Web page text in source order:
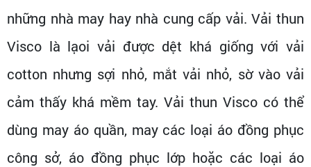
những nhà may hay nhà cung cấp vải. Vải thun
Visco là lạoi vải được dệt khá giống với vải
cotton nhưng sợi nhỏ, mắt vải nhỏ, sờ vào vải
cảm thấy khá mềm tay. Vải thun Visco có thể
dùng may áo quần, may các loại áo đồng phục
công sở, áo đồng phục lớp hoặc các loại áo